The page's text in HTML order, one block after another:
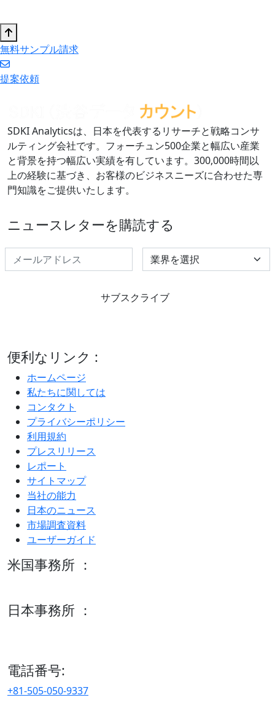
無料サンプル請求
提案依頼
SDKI Analyticsは、日本を代表するリサーチと戦略コンサ
ルティング会社です。フォーチュン500企業と幅広い産業
と背景を持つ幅広い実績を有しています。300,000時間以
上の経験に基づき、お客様のビジネスニーズに合わせた専
門知識をご提供いたします。
ニュースレターを購読する
Select Industry
サブスクライブ
便利なリンク :
ホームページ
私たちに関しては
コンタクト
プライバシーポリシー
利用規約
プレスリリース
レポート
サイトマップ
当社の能力
日本のニュース
市場調査資料
ユーザーガイド
米国事務所 ：
日本事務所 ：
電話番号:
+81-505-050-9337